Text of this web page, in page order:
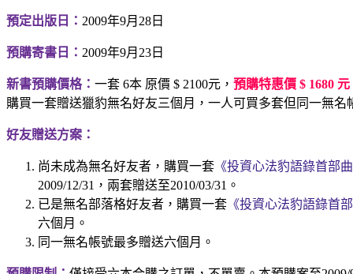
預定出版日： 2009年9月28日
預購寄書日： 2009年9月23日
新書預購價格： 一套 6本 原價 $ 2100元， 預購特惠價 $ 1680 元
購買一套贈送獵豹無名好友三個月，一人可買多套但同一無名
好友贈送方案：
尚未成為無名好友者，購買一套 《投資心法豹語錄首部
2009/12/31，兩套贈送至2010/03/31。
已是無名部落格好友者，購買一套 《投資心法豹語錄首
六個月。
同一無名帳號最多贈送六個月。